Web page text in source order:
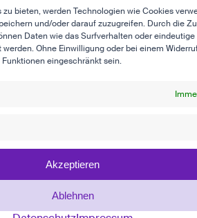
bieten, werden Technologien wie Cookies
und/oder darauf zuzugreifen. Durch die
Daten wie das Surfverhalten oder eindeutige
Ohne Einwilligung oder bei einem
eingeschränkt sein.
Akzeptieren
Ablehnen